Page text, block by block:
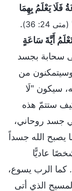
فَلَا يَعْلَمُ بِهِمَا
(متى 24: 36)
.
أَيَّةَ سَاعَةٍ
سحابة بجسد
من
سيكون "لَا
ستتمّ هذه
جسد روحاني،
يصبح الله جسداً
عاديًّا
كما الرب يسوع،
الذي أتى